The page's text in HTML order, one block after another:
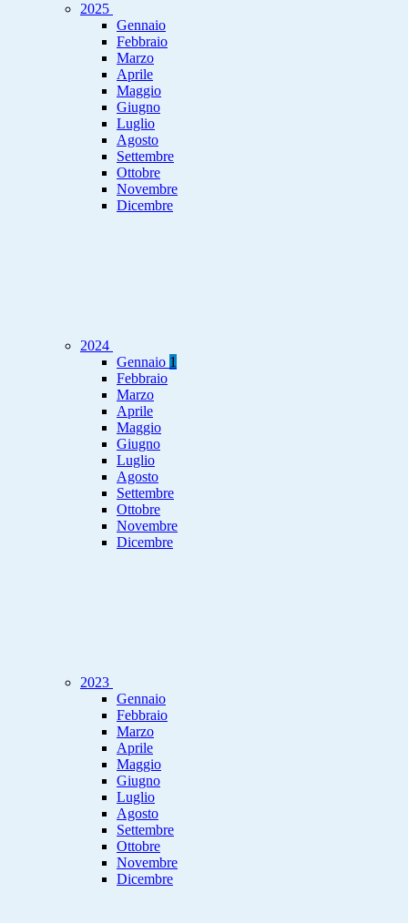
2025
Gennaio
Febbraio
Marzo
Aprile
Maggio
Giugno
Luglio
Agosto
Settembre
Ottobre
Novembre
Dicembre
2024
Gennaio 1
Febbraio
Marzo
Aprile
Maggio
Giugno
Luglio
Agosto
Settembre
Ottobre
Novembre
Dicembre
2023
Gennaio
Febbraio
Marzo
Aprile
Maggio
Giugno
Luglio
Agosto
Settembre
Ottobre
Novembre
Dicembre